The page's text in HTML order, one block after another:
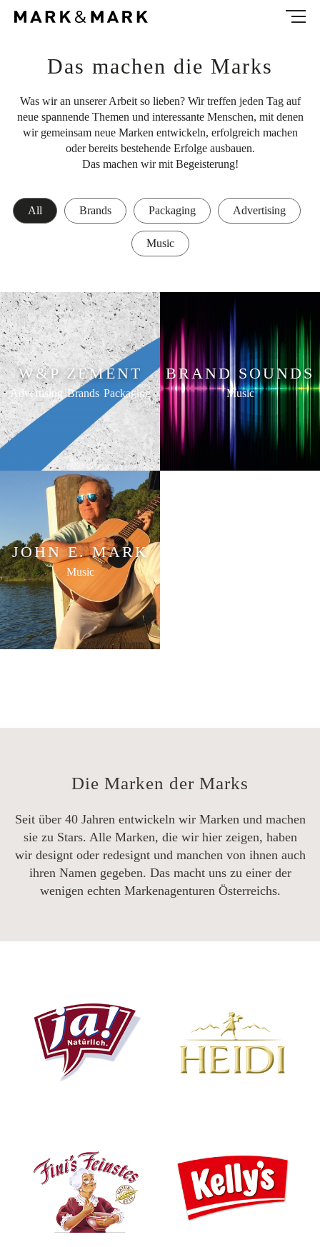
NEWS
CONTACT
EN
Das machen die Marks
Was wir an unserer Arbeit so lieben? Wir treffen jeden Tag auf
neue spannende Themen und interessante Menschen, mit denen
wir gemeinsam neue Marken entwickeln, erfolgreich machen
oder bereits bestehende Erfolge ausbauen.
Das machen wir mit Begeisterung!
All Brands Packaging Advertising
Music
W&P ZEMENT
Advertising Brands Packaging
BRAND SOUNDS
Music
JOHN E. MARK
Music
Die Marken der Marks
Seit über 40 Jahren entwickeln wir Marken und machen
sie zu Stars. Alle Marken, die wir hier zeigen, haben
wir designt oder redesignt und manchen von ihnen auch
ihren Namen gegeben. Das macht uns zu einer der
wenigen echten Markenagenturen Österreichs.